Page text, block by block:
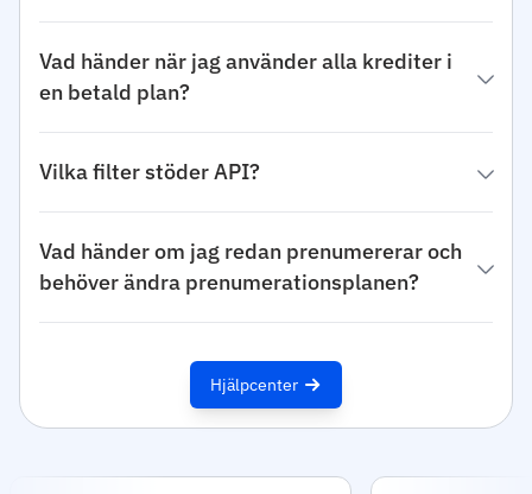
Vad händer när jag använder alla krediter i
en betald plan?
Vilka filter stöder API?
Vad händer om jag redan prenumererar och
behöver ändra prenumerationsplanen?
Hjälpcenter